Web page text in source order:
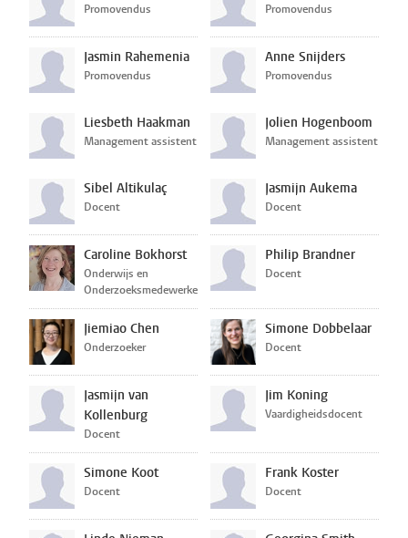
Promovendus Promovendus
Jasmin Rahemenia
Promovendus
Anne Snijders
Promovendus
Liesbeth Haakman
Management assistent
Jolien Hogenboom
Management assistent
Sibel Altikulaç
Docent
Jasmijn Aukema
Docent
Caroline Bokhorst
Onderwijs en
Onderzoeksmedewerker
Philip Brandner
Docent
Jiemiao Chen
Onderzoeker
Simone Dobbelaar
Docent
Jasmijn van
Kollenburg
Docent
Jim Koning
Vaardigheidsdocent
Simone Koot
Docent
Frank Koster
Docent